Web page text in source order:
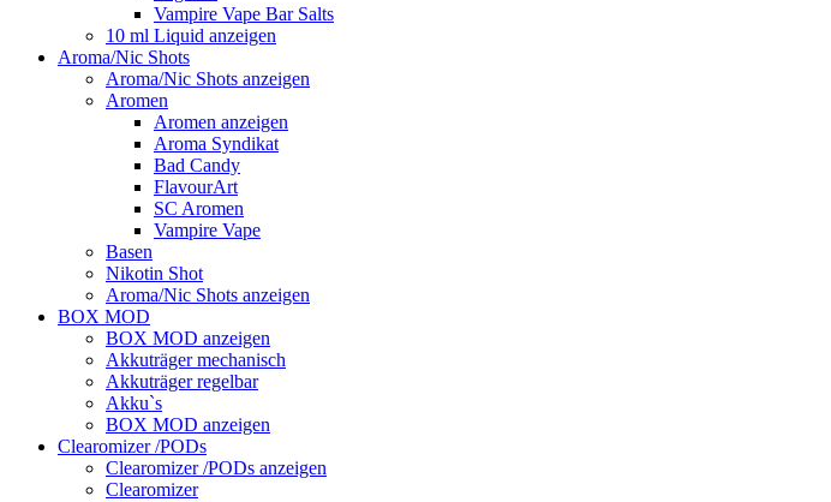
Vampire Vape Bar Salts
10 ml Liquid anzeigen
Aroma/Nic Shots
Aroma/Nic Shots anzeigen
Aromen
Aromen anzeigen
Aroma Syndikat
Bad Candy
FlavourArt
SC Aromen
Vampire Vape
Basen
Nikotin Shot
Aroma/Nic Shots anzeigen
BOX MOD
BOX MOD anzeigen
Akkuträger mechanisch
Akkuträger regelbar
Akku`s
BOX MOD anzeigen
Clearomizer /PODs
Clearomizer /PODs anzeigen
Clearomizer